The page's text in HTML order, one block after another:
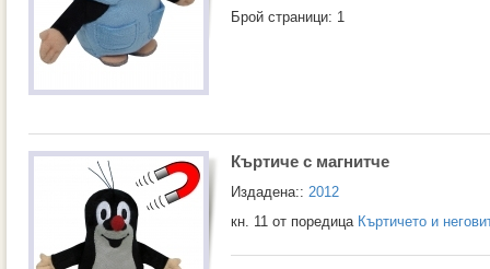
Брой страници: 1
Къртиче с магнитче
Издадена:: 2012
кн. 11 от поредица Къртичето и